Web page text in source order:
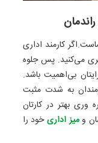
کارمند اداری
می‌کنید. پس جلوه
بی‌اهمیت باشد.
به شدت مثبت
وری بهتر در کارتان
ومیز اداریخود را